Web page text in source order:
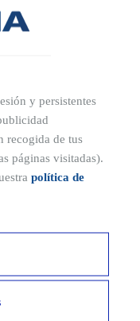
hogar
y persistentes
recogida de tus
páginas visitadas).
política de